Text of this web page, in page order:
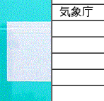
気象庁